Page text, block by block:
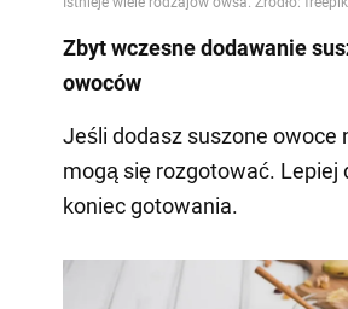
Zbyt wczesne dodawanie
owoców
Jeśli dodasz suszone owoce
mogą się rozgotować. Lepiej
koniec gotowania.